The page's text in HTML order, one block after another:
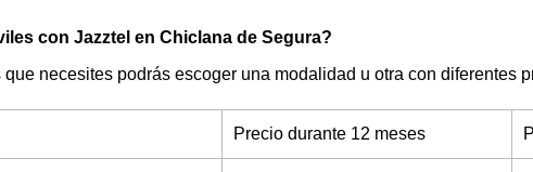
con Jazztel en Chiclana de Segura?
necesites podrás escoger una modalidad u otra con diferentes
Precio durante 12 meses